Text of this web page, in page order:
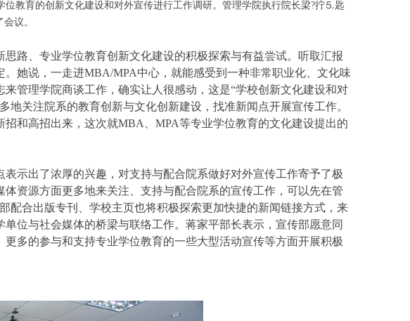
教育的创新文化建设和对外宣传进行工作调研。管理学院执行院长梁?拧⒌匙
议。
路、专业学位教育创新文化建设的积极探索与有益尝试。听取汇报
她说，一走进MBA/MPA中心，就能感受到一种非常职业化、文化味
管理学院商谈工作，确实让人很感动，这是“学校创新文化建设和对
关注院系的教育创新与文化创新建设，找准新闻点开展宣传工作。
和高招出来，这次就MBA、MPA等专业学位教育的文化建设提出的
示出了浓厚的兴趣，对支持与配合院系做好对外宣传工作寄予了极
资源方面更多地来关注、支持与配合院系的宣传工作，可以先在管
配合出版专刊、学校主页也将积极探索更加快捷的新闻链接方式，来
位与社会媒体的桥梁与联络工作。蒋家平部长表示，宣传部愿意同
多的参与和支持专业学位教育的一些大型活动宣传等方面开展积极